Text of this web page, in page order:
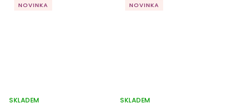
NOVINKA
SKLADEM
NOVINKA
SKLADEM